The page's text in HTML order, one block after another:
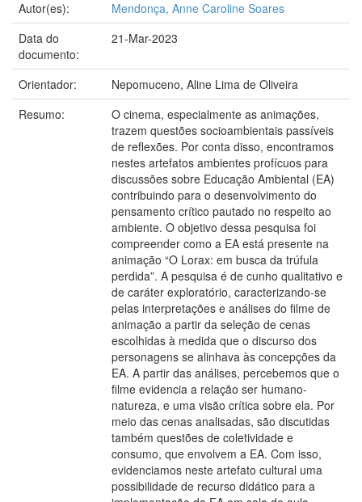
Autor(es):
Mendonça, Anne Caroline Soares
Data do
documento:
21-Mar-2023
Orientador:
Nepomuceno, Aline Lima de Oliveira
Resumo:
O cinema, especialmente as animações,
trazem questões socioambientais passíveis
de reflexões. Por conta disso, encontramos
nestes artefatos ambientes profícuos para
discussões sobre Educação Ambiental (EA)
contribuindo para o desenvolvimento do
pensamento crítico pautado no respeito ao
ambiente. O objetivo dessa pesquisa foi
compreender como a EA está presente na
animação “O Lorax: em busca da trúfula
perdida”. A pesquisa é de cunho qualitativo e
de caráter exploratório, caracterizando-se
pelas interpretações e análises do filme de
animação a partir da seleção de cenas
escolhidas à medida que o discurso dos
personagens se alinhava às concepções da
EA. A partir das análises, percebemos que o
filme evidencia a relação ser humano-
natureza, e uma visão crítica sobre ela. Por
meio das cenas analisadas, são discutidas
também questões de coletividade e
consumo, que envolvem a EA. Com isso,
evidenciamos neste artefato cultural uma
possibilidade de recurso didático para a